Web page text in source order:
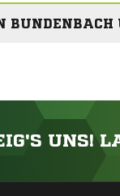
BUNDENBACH
UNS!